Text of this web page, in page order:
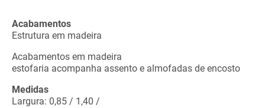
Acabamentos
Estrutura em madeira
Acabamentos em madeira
estofaria acompanha assento e almofadas de encosto
Medidas
Largura: 0,85 / 1,40 /